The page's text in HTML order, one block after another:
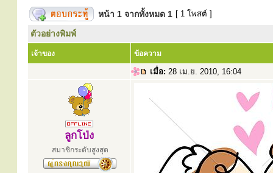
หน้า 1 จากทั้งหมด 1 [ 1 โพสต์ ]
ตัวอย่างพิมพ์
เจ้าของ ข้อความ
เมื่อ: 28 เม.ย. 2010, 16:04
ลูกโป่ง
สมาชิกระดับสูงสุด